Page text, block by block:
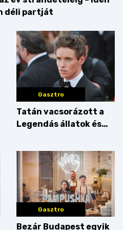
déli partját
Gasztro
Tatán vacsorázott a
Legendás állatok és
Gasztro
Bezár Budapest egyik